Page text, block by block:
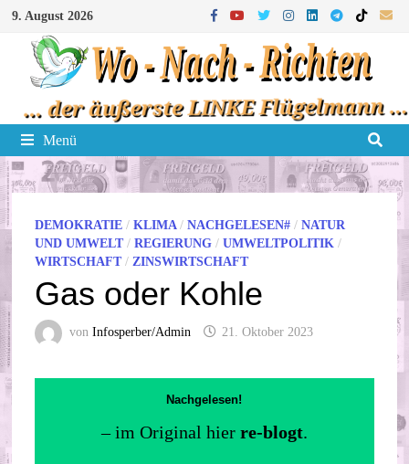
Zum
Inhalt
springen
9. August 2026
Menü
DEMOKRATIE /KLIMA/NACHGELESEN# /NATUR
UND UMWELT/REGIERUNG /UMWELTPOLITIK /
WIRTSCHAFT/ZINSWIRTSCHAFT
Gas oder Kohle
vonInfosperber/Admin 21. Oktober 2023
Nachgelesen!
– im Original hier re-blogt.